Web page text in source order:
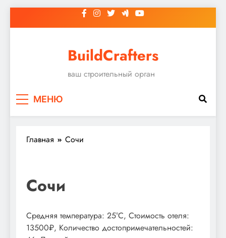
к
BuildCrafters
ваш строительный орган
МЕНЮ
Главная Сочи
Сочи
Средняя температура: 25°C, Стоимость отеля:
13500₽, Количество достопримечательностей: